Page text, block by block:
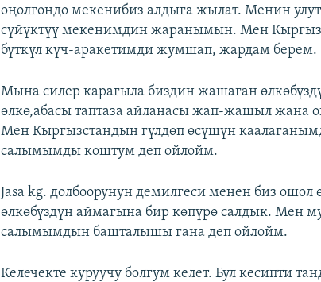
оңолгондо мекенибиз алдыга жылат. Менин
сүйүктүү мекенимдин жаранымын. Мен
бүткүл күч-аракетимди жумшап, жардам берем.
Мына силер карагыла биздин жашаган
өлкө,абасы таптаза айланасы жап-жашыл жана
Мен Кыргызстандын гүлдөп өсүшүн
салымымды коштум деп ойлойм.
Jasa kg. долбоорунун демилгеси менен биз ошол
өлкөбүздүн аймагына бир көпүрө салдык. Мен
салымымдын башталышы гана деп ойлойм.
Келечекте куруучу болгум келет. Бул кесипти